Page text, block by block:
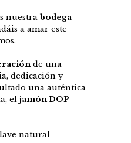
nuestra bodega
a amar este
de una
dedicación y
una auténtica
eljamón DOP
natural